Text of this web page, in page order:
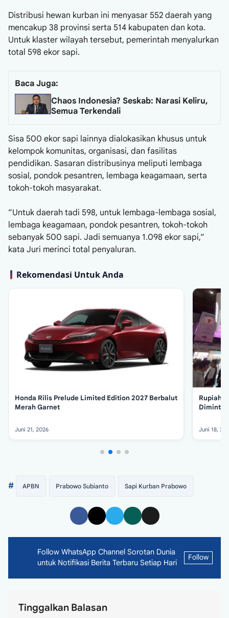
​Distribusi hewan kurban ini menyasar 552 daerah yang
mencakup 38 provinsi serta 514 kabupaten dan kota.
Untuk klaster wilayah tersebut, pemerintah menyalurkan
total 598 ekor sapi.
Baca Juga:
Chaos Indonesia? Seskab: Narasi Keliru,
Semua Terkendali
​Sisa 500 ekor sapi lainnya dialokasikan khusus untuk
kelompok komunitas, organisasi, dan fasilitas
pendidikan. Sasaran distribusinya meliputi lembaga
sosial, pondok pesantren, lembaga keagamaan, serta
tokoh-tokoh masyarakat.
​”Untuk daerah tadi 598, untuk lembaga-lembaga sosial,
lembaga keagamaan, pondok pesantren, tokoh-tokoh
sebanyak 500 sapi. Jadi semuanya 1.098 ekor sapi,”
kata Juri merinci total penyaluran.
Rekomendasi Untuk Anda
Honda Rilis Prelude Limited Edition 2027 Berbalut
Merah Garnet
Juni 21, 2026
Rupiah
Diminta
Juni 18,
# APBN Prabowo Subianto Sapi Kurban Prabowo
Follow WhatsApp Channel Sorotan Dunia
untuk Notifikasi Berita Terbaru Setiap Hari
Follow
Tinggalkan Balasan